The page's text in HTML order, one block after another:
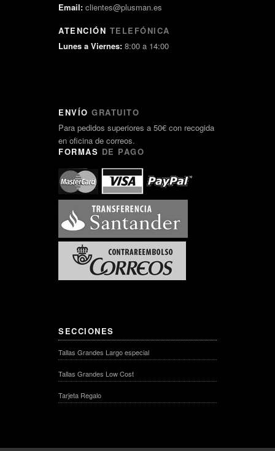
Email: clientes@plusman.es
ATENCIÓN TELEFÓNICA
Lunes a Viernes: 8:00 a 14:00
ENVÍO GRATUITO
Para pedidos superiores a 50€ con recogida
en oficina de correos.
FORMAS DE PAGO
SECCIONES
Tallas Grandes Largo especial
Tallas Grandes Low Cost
Tarjeta Regalo